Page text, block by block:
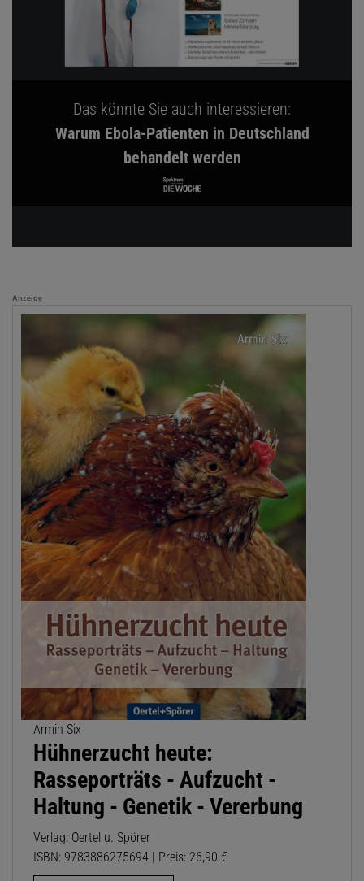
Das könnte Sie auch interessieren:
Warum Ebola-Patienten in Deutschland
behandelt werden
Anzeige
Armin Six
Hühnerzucht heute:
Rasseporträts - Aufzucht -
Haltung - Genetik - Vererbung
Verlag: Oertel u. Spörer
ISBN: 9783886275694 | Preis: 26,90 €